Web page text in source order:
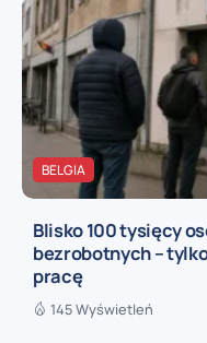
BELGIA
Blisko 100 tysięcy
bezrobotnych –
pracę
145 Wyświetleń